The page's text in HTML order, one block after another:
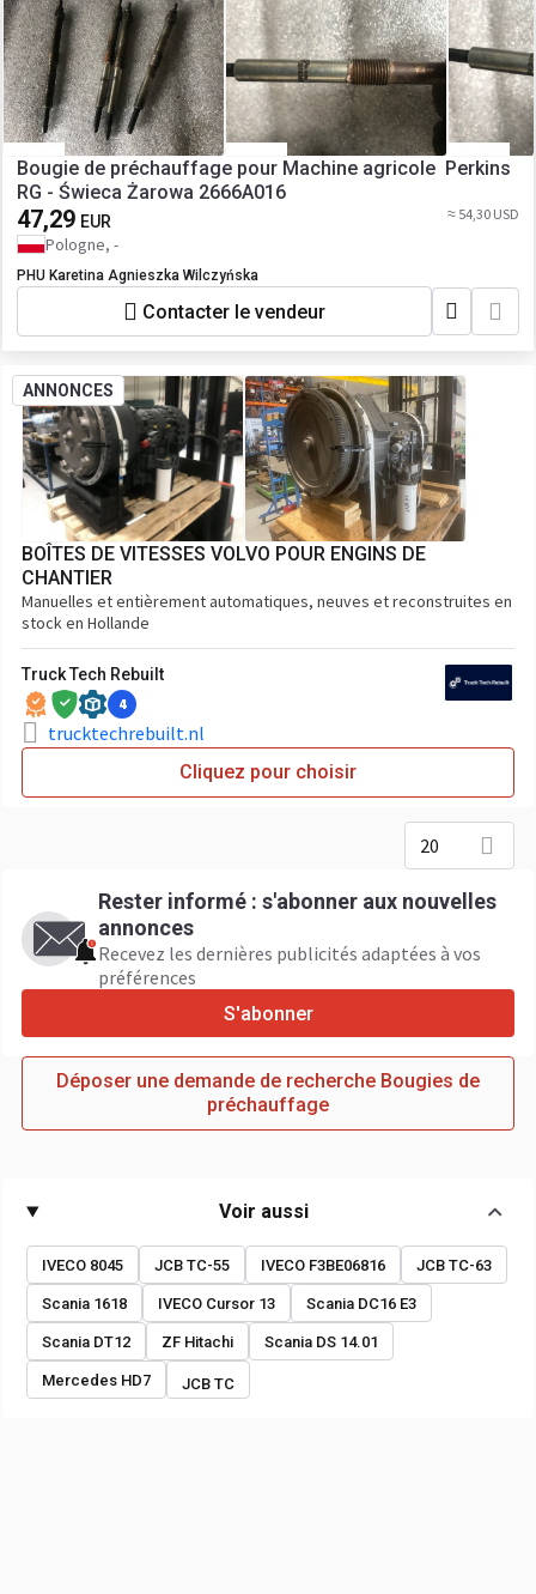
Bougie de préchauffage pour Machine agricole Perkins
RG - Świeca Żarowa 2666A016
47,29 EUR ≈ 54,30 USD
Pologne, -
PHU Karetina Agnieszka Wilczyńska
Contacter le vendeur
ANNONCES
BOÎTES DE VITESSES VOLVO POUR ENGINS DE
CHANTIER
Manuelles et entièrement automatiques, neuves et reconstruites en
stock en Hollande
Truck Tech Rebuilt
4
trucktechrebuilt.nl
Cliquez pour choisir
20
Rester informé : s'abonner aux nouvelles
annonces
Recevez les dernières publicités adaptées à vos
préférences
S'abonner
Déposer une demande de recherche Bougies de
préchauffage
Voir aussi
IVECO 8045 JCB TC-55 IVECO F3BE06816 JCB TC-63
Scania 1618 IVECO Cursor 13 Scania DC16 E3
Scania DT12 ZF Hitachi Scania DS 14.01
Mercedes HD7 JCB TC